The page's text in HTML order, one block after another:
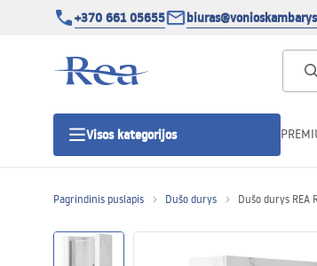
+370 661 05655
Visos kategorijos
Pagrindinis puslapis Dušo durys Dušo durys REA